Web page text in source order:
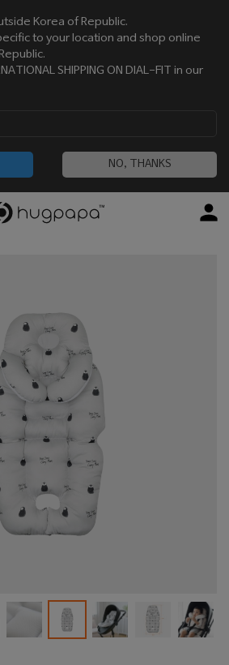
Korea of Republic.
to your location and shop online
SHIPPING ON DIAL-FIT in our
NO, THANKS